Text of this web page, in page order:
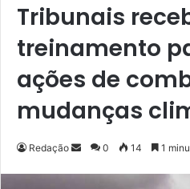
Tribunais
treinamento
ações de
mudanças
Redação 0 14 1